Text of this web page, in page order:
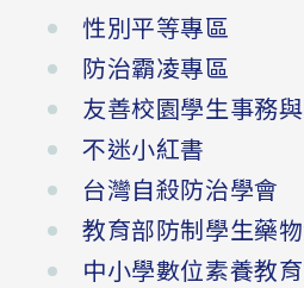
性別平等專區
防治霸凌專區
友善校園學生事務
不迷小紅書
台灣自殺防治學會
教育部防制學生藥
中小學數位素養教